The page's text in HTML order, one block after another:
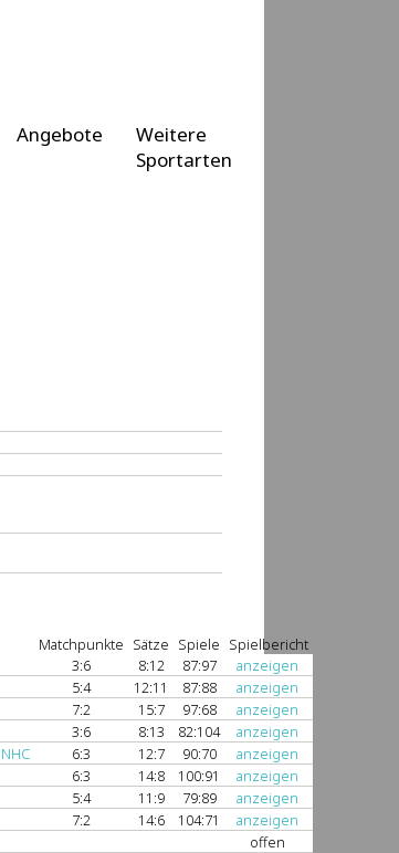
Angebote
Weitere
Sportarten
Matchpunkte Sätze Spiele Spielbericht
3:6 8:12 87:97
anzeigen
5:4 12:11 87:88
anzeigen
7:2 15:7 97:68
anzeigen
3:6 8:13 82:104
anzeigen
6:3 12:7 90:70
anzeigen
6:3 14:8 100:91
anzeigen
5:4 11:9 79:89
anzeigen
7:2 14:6 104:71
anzeigen
offen